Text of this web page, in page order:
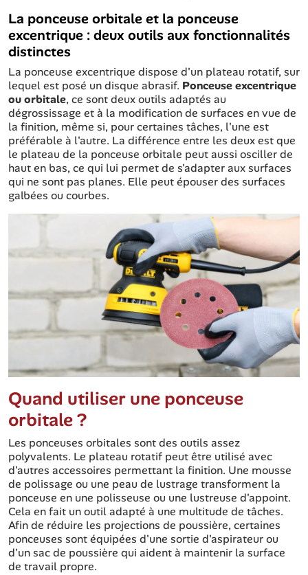
La ponceuse orbitale et la ponceuse
excentrique : deux outils aux fonctionnalités
distinctes
La ponceuse excentrique dispose d'un plateau rotatif, sur
lequel est posé un disque abrasif. Ponceuse excentrique
ou orbitale, ce sont deux outils adaptés au
dégrossissage et à la modification de surfaces en vue de
la finition, même si, pour certaines tâches, l'une est
préférable à l'autre. La différence entre les deux est que
le plateau de la ponceuse orbitale peut aussi osciller de
haut en bas, ce qui lui permet de s'adapter aux surfaces
qui ne sont pas planes. Elle peut épouser des surfaces
galbées ou courbes.
Quand utiliser une ponceuse
orbitale ?
Les ponceuses orbitales sont des outils assez
polyvalents. Le plateau rotatif peut être utilisé avec
d'autres accessoires permettant la finition. Une mousse
de polissage ou une peau de lustrage transforment la
ponceuse en une polisseuse ou une lustreuse d'appoint.
Cela en fait un outil adapté à une multitude de tâches.
Afin de réduire les projections de poussière, certaines
ponceuses sont équipées d'une sortie d'aspirateur ou
d'un sac de poussière qui aident à maintenir la surface
de travail propre.